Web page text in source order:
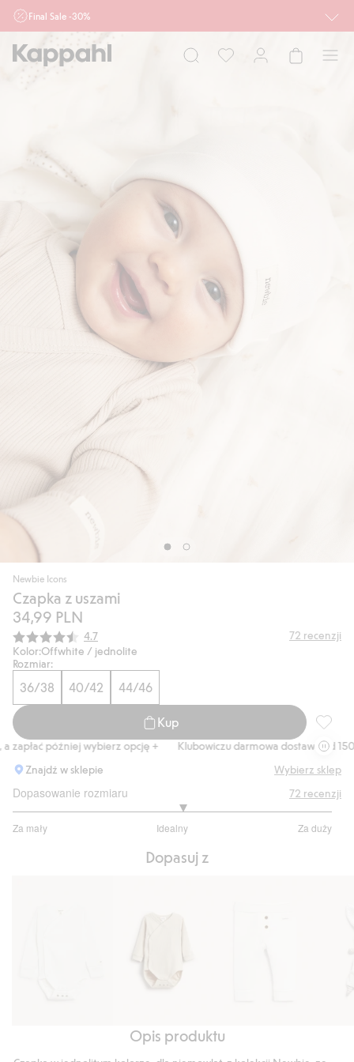
Final Sale -30%
działu outlet do 10.8 w sklepach Kappahl i Newbie oraz na kappahl.com. Ofert
nie łączymy
Newbie Icons
Czapka z uszami
34,99 PLN
Średnia ocena:
4.7 72 recenzji
Kolor:Offwhite / jednolite
Rozmiar:
36/38 40/42 44/46
Kup
później wybierz opcję +
Klubowiczu darmowa dostawa od 150 zł
Znajdź w sklepie
Wybierz sklep
Dopasowanie rozmiaru
Za mały Idealny Za duży
na
72 recenzji
Dopasuj z
Prążkowane
Legginsy
Opis produktu